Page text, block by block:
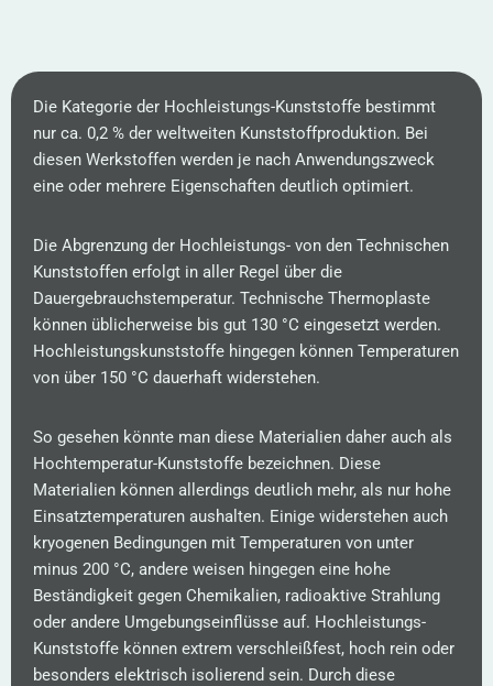
Die Kategorie der Hochleistungs-Kunststoffe bestimmt
nur ca. 0,2 % der weltweiten Kunststoffproduktion. Bei
diesen Werkstoffen werden je nach Anwendungszweck
eine oder mehrere Eigenschaften deutlich optimiert.
Die Abgrenzung der Hochleistungs- von den Technischen
Kunststoffen erfolgt in aller Regel über die
Dauergebrauchstemperatur. Technische Thermoplaste
können üblicherweise bis gut 130 °C eingesetzt werden.
Hochleistungskunststoffe hingegen können Temperaturen
von über 150 °C dauerhaft widerstehen.
So gesehen könnte man diese Materialien daher auch als
Hochtemperatur-Kunststoffe bezeichnen. Diese
Materialien können allerdings deutlich mehr, als nur hohe
Einsatztemperaturen aushalten. Einige widerstehen auch
kryogenen Bedingungen mit Temperaturen von unter
minus 200 °C, andere weisen hingegen eine hohe
Beständigkeit gegen Chemikalien, radioaktive Strahlung
oder andere Umgebungseinflüsse auf. Hochleistungs-
Kunststoffe können extrem verschleißfest, hoch rein oder
besonders elektrisch isolierend sein. Durch diese